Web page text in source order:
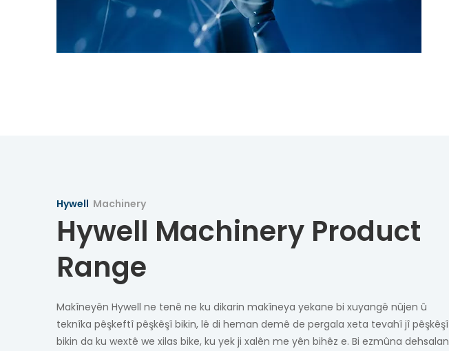
Hywell Machinery
Hywell Machinery Product
Range
Makîneyên Hywell ne tenê ne ku dikarin makîneya yekane bi xuyangê nûjen û
teknîka pêşkeftî pêşkêşî bikin, lê di heman demê de pergala xeta tevahî jî pêşkêşî
bikin da ku wextê we xilas bike, ku yek ji xalên me yên bihêz e. Bi ezmûna dehsalan